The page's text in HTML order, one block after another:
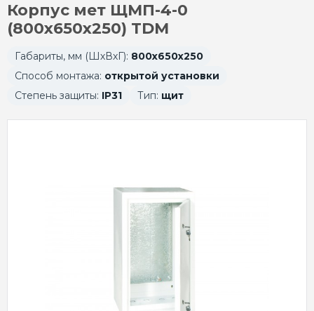
Корпус мет ЩМП-4-0
(800х650х250) TDM
Габариты, мм (ШхВхГ): 800х650х250
Способ монтажа: открытой установки
Степень защиты: IP31 Тип: щит